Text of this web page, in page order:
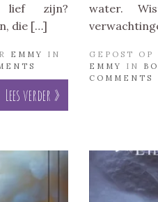
zijn?
die […]
EMMY
IN
Lees verder »
water.
GEPOST OP
EMMY
IN
COMMENTS